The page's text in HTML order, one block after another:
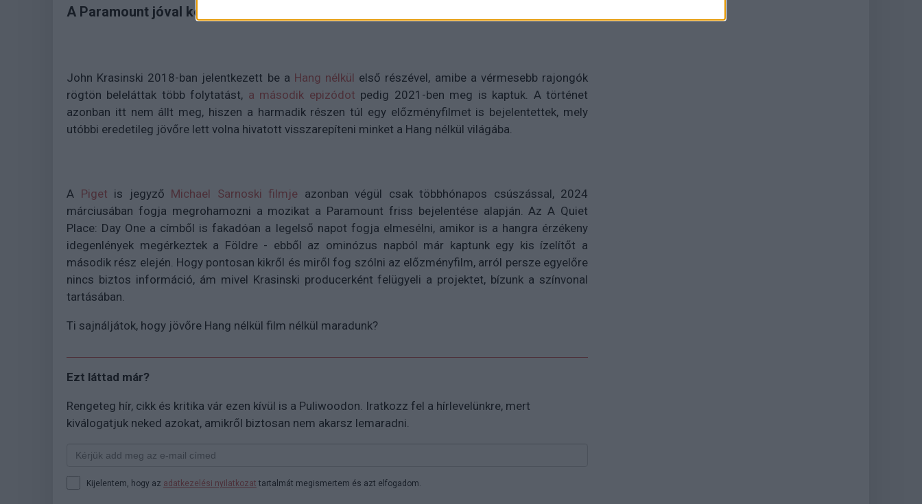
A Paramount jóval későbbre csúsztatta a franchise újabb fejezetét.
John Krasinski 2018-ban jelentkezett be a Hang nélkül első részével, amibe a vérmesebb rajongók
rögtön beleláttak több folytatást, a második epizódot pedig 2021-ben meg is kaptuk. A történet
azonban itt nem állt meg, hiszen a harmadik részen túl egy előzményfilmet is bejelentettek, mely
utóbbi eredetileg jövőre lett volna hivatott visszarepíteni minket a Hang nélkül világába.
A Piget is jegyző Michael Sarnoski filmje azonban végül csak többhónapos csúszással, 2024
márciusában fogja megrohamozni a mozikat a Paramount friss bejelentése alapján. Az A Quiet
Place: Day One a címből is fakadóan a legelső napot fogja elmesélni, amikor is a hangra érzékeny
idegenlények megérkeztek a Földre - ebből az ominózus napból már kaptunk egy kis ízelítőt a
második rész elején. Hogy pontosan kikről és miről fog szólni az előzményfilm, arról persze egyelőre
nincs biztos információ, ám mivel Krasinski producerként felügyeli a projektet, bízunk a színvonal
tartásában.
Ti sajnáljátok, hogy jövőre Hang nélkül film nélkül maradunk?
Ezt láttad már?
Rengeteg hír, cikk és kritika vár ezen kívül is a Puliwoodon. Iratkozz fel a hírlevelünkre, mert
kiválogatjuk neked azokat, amikről biztosan nem akarsz lemaradni.
Kijelentem, hogy az adatkezelési nyilatkozat tartalmát megismertem és azt elfogadom.